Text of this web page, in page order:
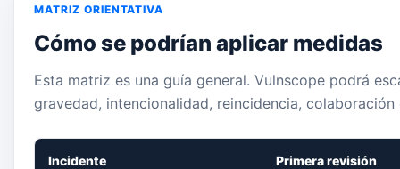
MATRIZ ORIENTATIVA
Cómo se podrían aplicar medidas
Esta matriz es una guía general. Vulnscope podrá
gravedad, intencionalidad, reincidencia,
Incidente Primera revisión